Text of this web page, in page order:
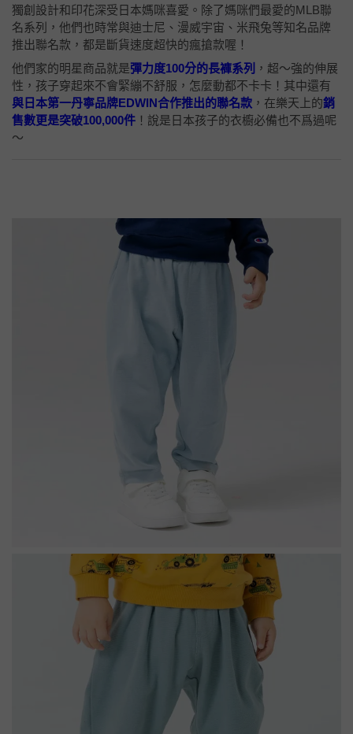
獨創設計和印花深受日本媽咪喜愛。除了媽咪們最愛的MLB聯
名系列，他們也時常與迪士尼、漫威宇宙、米飛兔等知名品牌
推出聯名款，都是斷貨速度超快的瘋搶款喔！
他們家的明星商品就是彈力度100分的長褲系列 ，超～強的伸展
性，孩子穿起來不會緊繃不舒服，怎麼動都不卡卡！其中還有
與日本第一丹寧品牌EDWIN合作推出的聯名款 ，在樂天上的銷
售數更是突破100,000件 ！說是日本孩子的衣櫥必備也不爲過呢
～